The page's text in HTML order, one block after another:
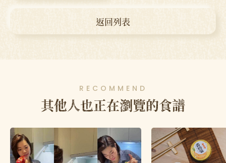
返回列表
RECOMMEND
其他人也正在瀏覽的食譜